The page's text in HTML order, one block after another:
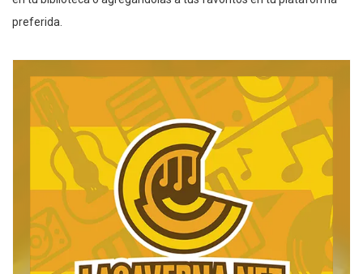
preferida.